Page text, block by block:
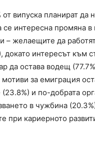
випуска планират да
интересна промяна в
– желаещите да
докато интересът към
да остава водещ
за емиграция
и по-добрата
в чужбина
при кариерното